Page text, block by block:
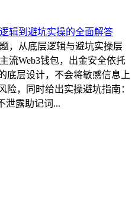
，从底层逻辑与避坑实操层
流Web3钱包，出金安全依托
底层设计，不会将敏感信息上
险，同时给出实操避坑指南：
泄露助记词...